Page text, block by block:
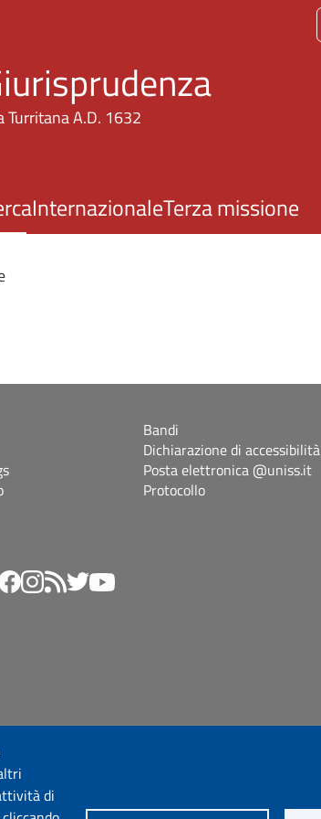
di
A.D. 1632
InternazionaleTerza missione
Bandi
Dichiarazione di accessibilità
Posta elettronica @uniss.it
Protocollo